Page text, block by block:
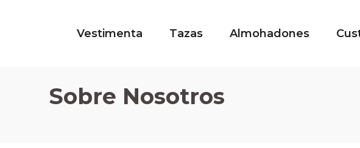
Vestimenta Tazas Almohadones
Sobre Nosotros